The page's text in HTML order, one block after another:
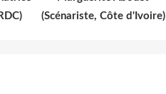
(Scénariste, Côte d'Ivoire)